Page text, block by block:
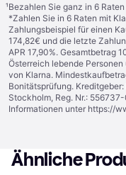
¹Bezahlen Sie ganz in 6
*Zahlen Sie in 6 Raten mit
Zahlungsbeispiel für einen
174,82€ und die letzte
APR 17,90%. Gesamtbetrag
Österreich lebende
von Klarna.
Bonitätsprüfung.
Stockholm, Reg. Nr.:
Informationen unter https://
Ähnliche